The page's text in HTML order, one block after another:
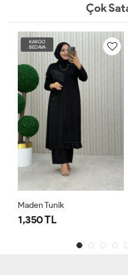
Çok
KARGO
BEDAVA
Maden Tunik
1,350 TL